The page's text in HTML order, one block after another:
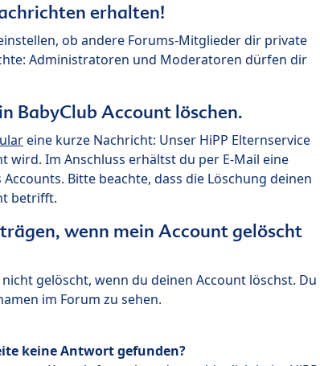
erhalten!
ob andere Forums-Mitglieder dir private
Administratoren und Moderatoren dürfen dir
BabyClub Account löschen.
eine kurze Nachricht: Unser HiPP Elternservice
wird. Im Anschluss erhältst du per E-Mail eine
Bitte beachte, dass die Löschung deinen
betrifft.
wenn mein Account gelöscht
gelöscht, wenn du deinen Account löschst. Du
im Forum zu sehen.
keine Antwort gefunden?